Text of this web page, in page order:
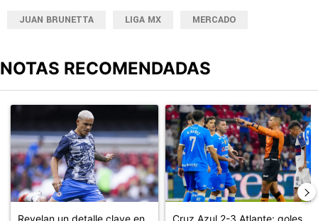
JUAN BRUNETTA LIGA MX MERCADO
NOTAS RECOMENDADAS
Un artículo de tendencia con el título "Revelan un detalle clave
Un artículo de tendencia con el